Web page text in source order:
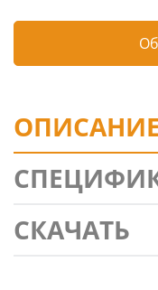
ОПИСАНИЕ
СКАЧАТЬ